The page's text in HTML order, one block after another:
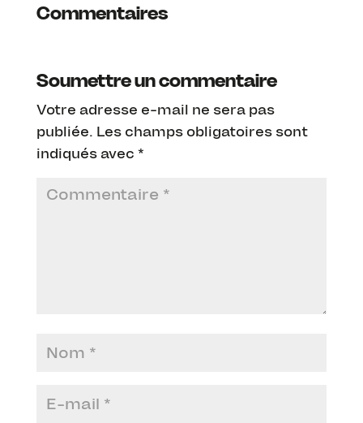
Commentaires
Soumettre un commentaire
Votre adresse e-mail ne sera pas
publiée. Les champs obligatoires sont
indiqués avec *